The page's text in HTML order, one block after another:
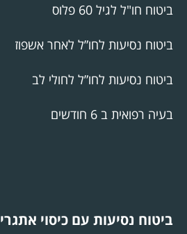
ביטוח חו"ל לגיל 60 פלוס
ביטוח נסיעות לחו”ל לאחר אשפוז
ביטוח נסיעות לחו”ל לחולי לב
בעיה רפואית ב 6 חודשים
ביטוח נסיעות עם כיסוי אתגרי